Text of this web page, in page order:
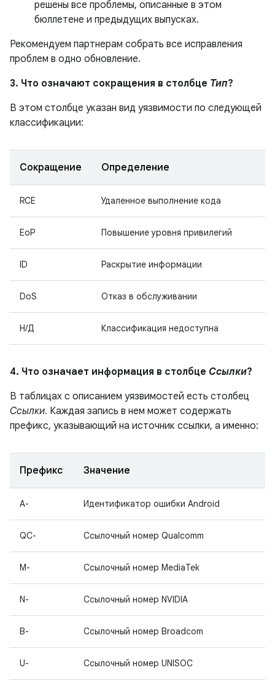
решены все проблемы, описанные в этом
бюллетене и предыдущих выпусках.
Рекомендуем партнерам собрать все исправления
проблем в одно обновление.
3. Что означают сокращения в столбце Тип?
В этом столбце указан вид уязвимости по следующей
классификации:
Сокращение Определение
RCE Удаленное выполнение кода
EoP Повышение уровня привилегий
ID Раскрытие информации
DoS Отказ в обслуживании
Н/Д Классификация недоступна
4. Что означает информация в столбце Ссылки?
В таблицах с описанием уязвимостей есть столбец
Ссылки. Каждая запись в нем может содержать
префикс, указывающий на источник ссылки, а именно:
Префикс Значение
A- Идентификатор ошибки Android
QC- Ссылочный номер Qualcomm
M- Ссылочный номер MediaTek
N- Ссылочный номер NVIDIA
B- Ссылочный номер Broadcom
U- Ссылочный номер UNISOC